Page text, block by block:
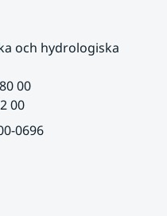
och hydrologiska
00
00
0696